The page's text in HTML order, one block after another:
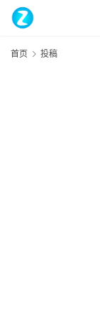
首页 投稿